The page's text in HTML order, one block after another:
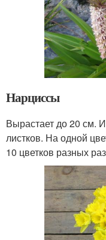
Нарциссы
Вырастает до 20 см.
листков. На одной
10 цветков разных